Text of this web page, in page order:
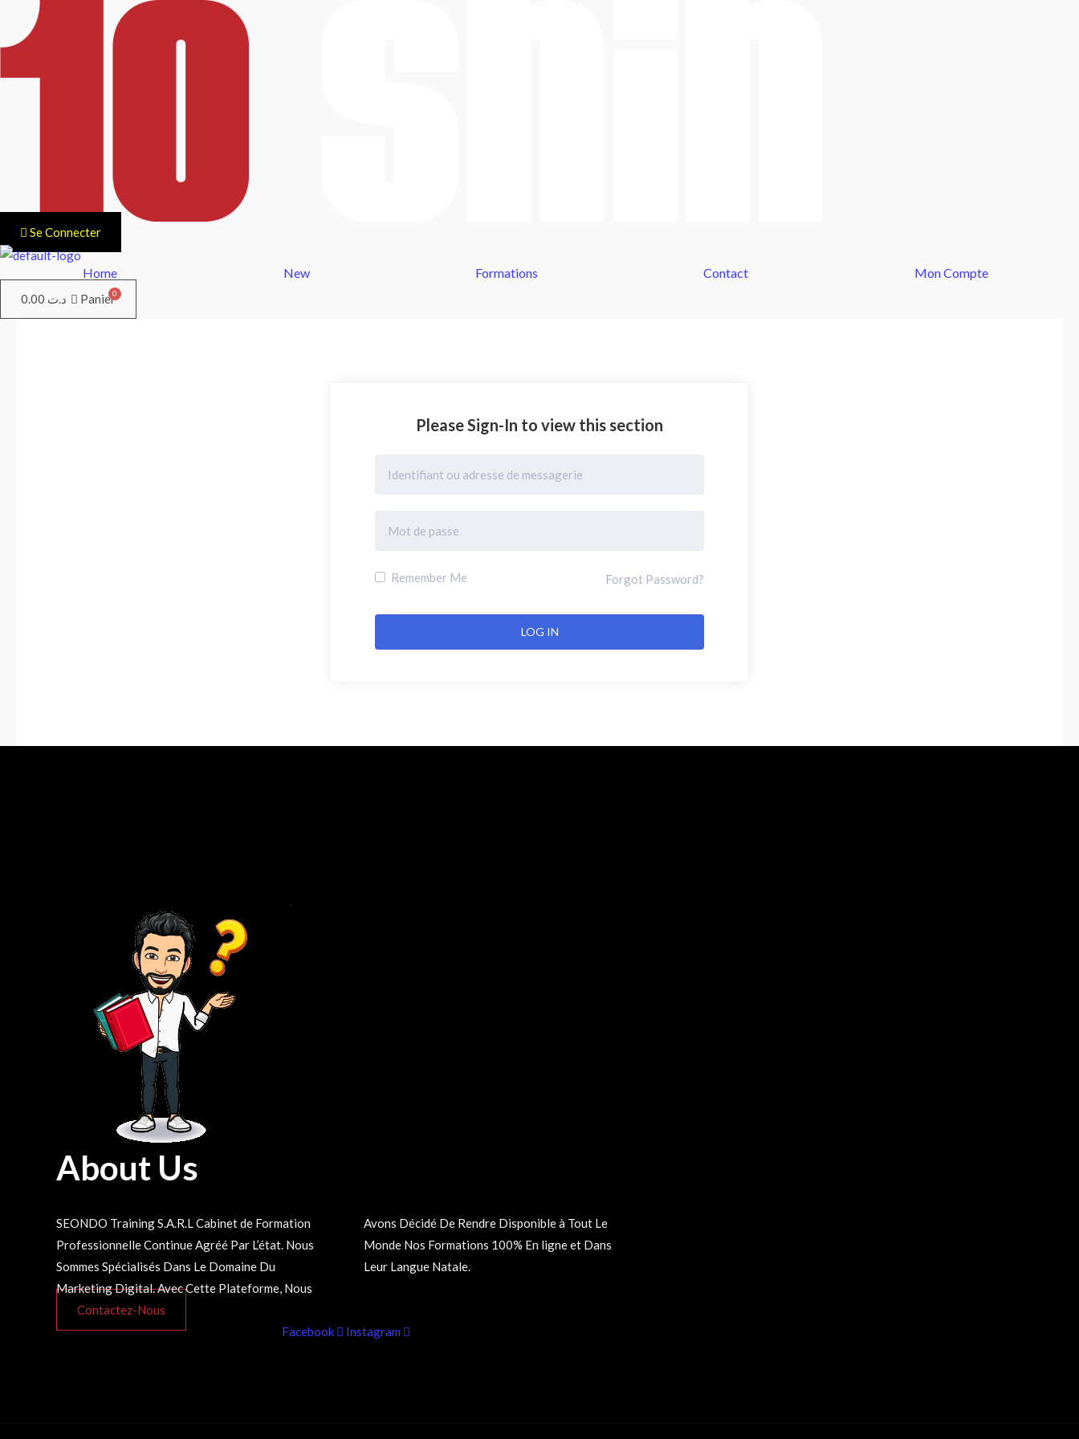
contenu
Se Connecter
Home New Formations Contact Mon Compte
0.00 د.ت Panier
Please Sign-In to view this section
Remember Me Forgot Password?
About Us
SEONDO Training S.A.R.L Cabinet de Formation
Professionnelle Continue Agréé Par L’état. Nous
Sommes Spécialisés Dans Le Domaine Du
Marketing Digital. Avec Cette Plateforme, Nous
Avons Décidé De Rendre Disponible à Tout Le
Monde Nos Formations 100% En ligne et Dans
Leur Langue Natale.
Contactez-Nous
Facebook
Instagram